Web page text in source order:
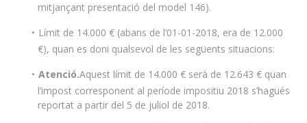
mitjançant presentació del model 146).
Límit de 14.000 € (abans de l’01-01-2018, era de 12.000
€), quan es doni qualsevol de les següents situacions:
Atenció.Aquest límit de 14.000 € serà de 12.643 € quan
l’impost corresponent al període impositiu 2018 s’hagués
reportat a partir del 5 de juliol de 2018.